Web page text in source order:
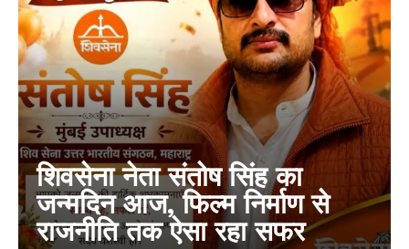
शिवसेना नेता संतोष सिंह का
जन्मदिन आज, फिल्म निर्माण से
राजनीति तक ऐसा रहा सफर